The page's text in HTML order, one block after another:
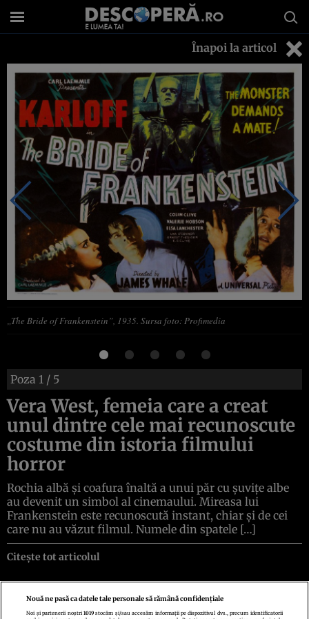
Înapoi la articol
„The Bride of Frankenstein”, 1935. Sursa foto: Profimedia
Poza 1 / 5
Vera West, femeia care a creat
unul dintre cele mai recunoscute
costume din istoria filmului
horror
Rochia albă și coafura înaltă a unui păr cu șuvițe albe
au devenit un simbol al cinemaului. Mireasa lui
Frankenstein este recunoscută instant, chiar și de cei
care nu au văzut filmul. Numele din spatele […]
Citește tot articolul
Nouă ne pasă ca datele tale personale să rămână confidențiale
Noi și partenerii noștri1019 stocăm și/sau accesăm informații pe dispozitivul dvs., precum identificatorii